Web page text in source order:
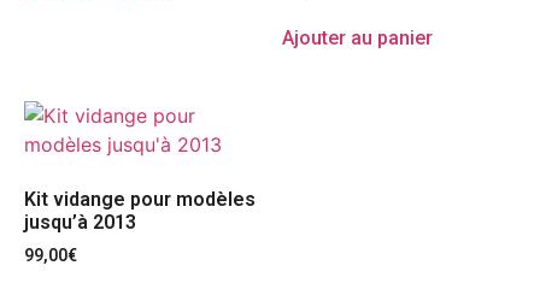
Ajouter au panier
Kit vidange pour modèles
jusqu’à 2013
99,00€